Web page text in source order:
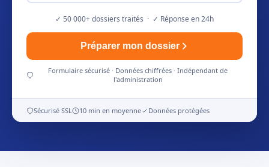
✓ 50 000+ dossiers traités · ✓ Réponse en 24h
Préparer mon dossier
Formulaire sécurisé · Données chiffrées · Indépendant de
l'administration
Sécurisé SSL 10 min en moyenne Données protégées